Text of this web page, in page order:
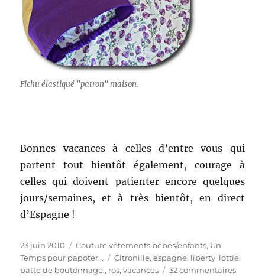
Fichu élastiqué "patron" maison.
Bonnes vacances à celles d’entre vous qui
partent tout bientôt également, courage à
celles qui doivent patienter encore quelques
jours/semaines, et à très bientôt, en direct
d’Espagne !
Publié
le
23 juin 2010 Catégories
Couture vêtements bébés/enfants, Un
Temps pour papoter...
Étiquettes
Citronille,espagne, liberty, lottie,
patte de boutonnage., ros,vacances 32 commentairessur